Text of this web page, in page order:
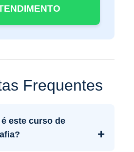
Frequentes
este curso de
+